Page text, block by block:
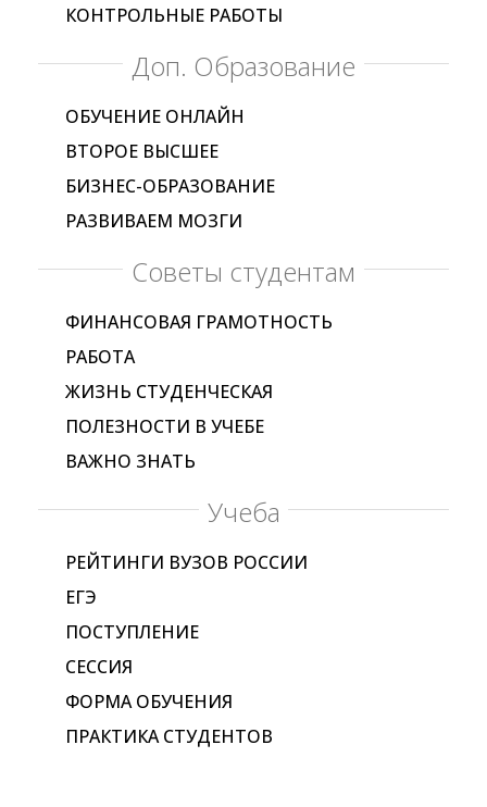
КОНТРОЛЬНЫЕ РАБОТЫ
Доп. Образование
ОБУЧЕНИЕ ОНЛАЙН
ВТОРОЕ ВЫСШЕЕ
БИЗНЕС-ОБРАЗОВАНИЕ
РАЗВИВАЕМ МОЗГИ
Советы студентам
ФИНАНСОВАЯ ГРАМОТНОСТЬ
РАБОТА
ЖИЗНЬ СТУДЕНЧЕСКАЯ
ПОЛЕЗНОСТИ В УЧЕБЕ
ВАЖНО ЗНАТЬ
Учеба
РЕЙТИНГИ ВУЗОВ РОССИИ
ЕГЭ
ПОСТУПЛЕНИЕ
СЕССИЯ
ФОРМА ОБУЧЕНИЯ
ПРАКТИКА СТУДЕНТОВ